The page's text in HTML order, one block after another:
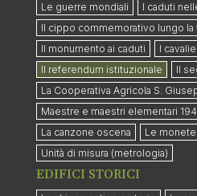
Le guerre mondiali
I caduti
Il cippo commemorativo lungo la
Il monumento ai caduti
I
Il referendum istituzionale
Il
La Cooperativa Agricola S.
Maestre e maestri elementari
La canzone oscena
Le
Unità di misura (metrologia)
EDIFICI STORICI